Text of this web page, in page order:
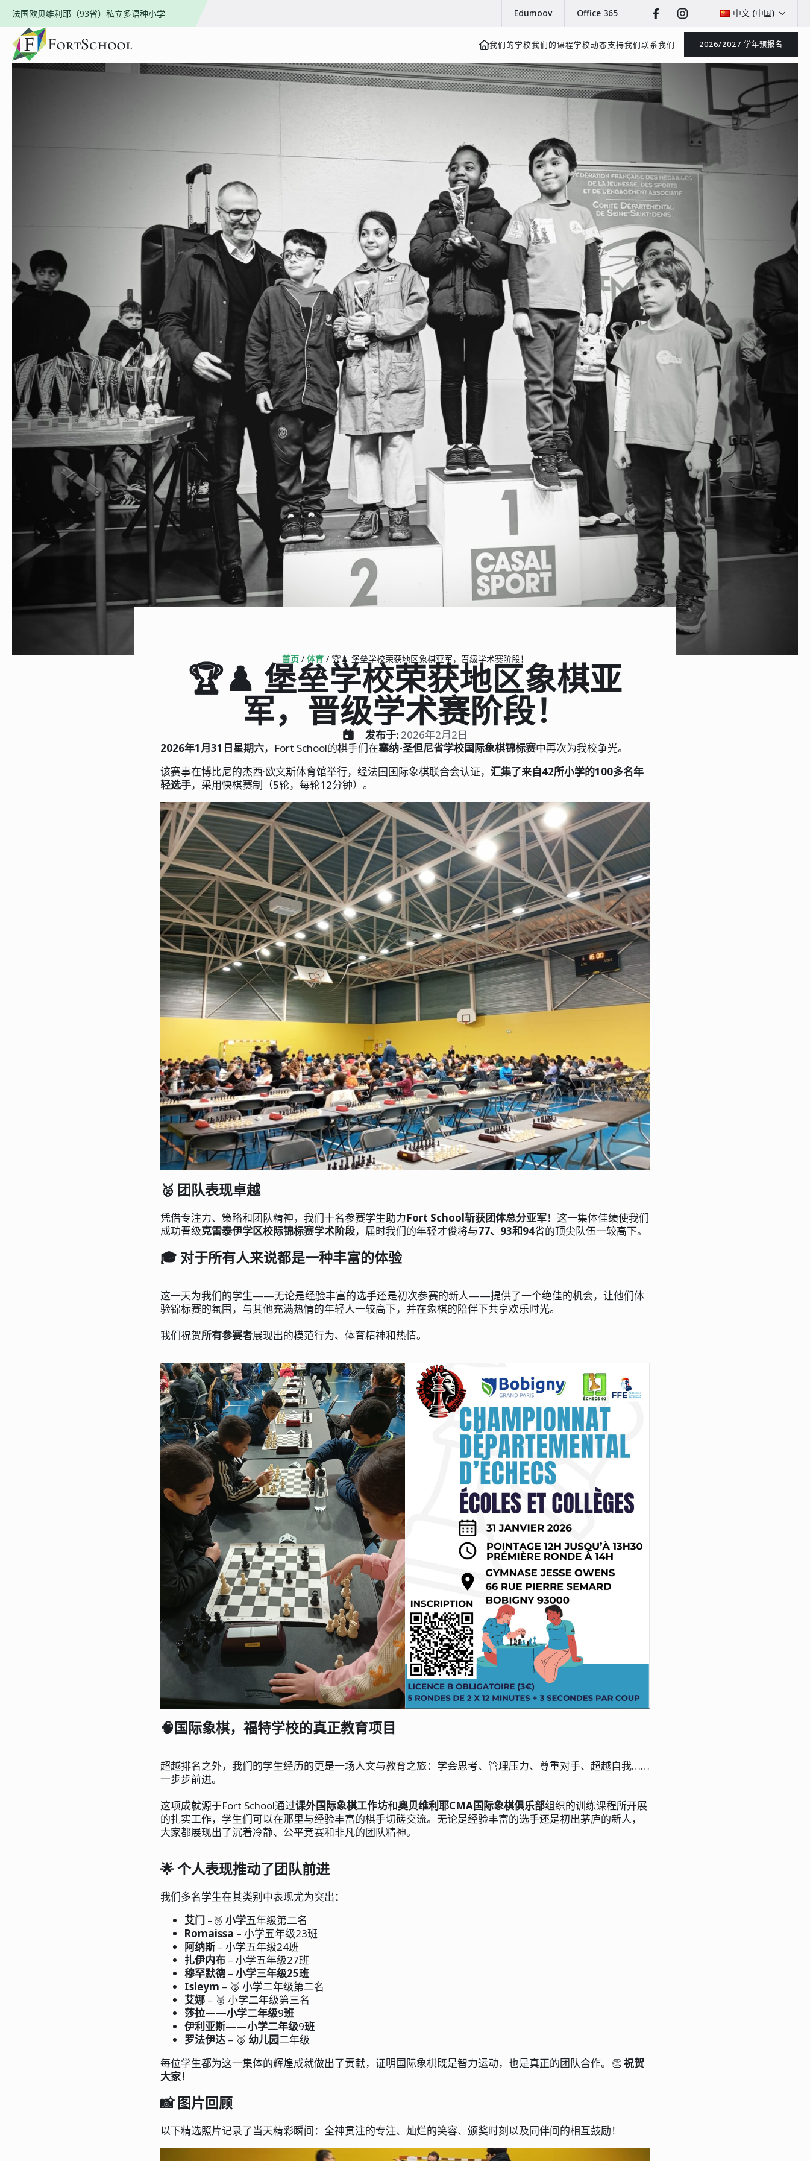
法国欧贝维利耶（93省）私立多语种小学 Edumoov Office 365 中文 (中国)
我们的学校我们的课程学校动态支持我们联系我们 2026/2027 学年预报名
首页/ 体育/ 🏆♟️ 堡垒学校荣获地区象棋亚军，晋级学术赛阶段！
🏆♟️ 堡垒学校荣获地区象棋亚
军，晋级学术赛阶段！
发布于: 2026年2月2日
2026年1月31日星期六，Fort School的棋手们在塞纳-圣但尼省学校国际象棋锦标赛中再次为我校争光。
该赛事在博比尼的杰西·欧文斯体育馆举行，经法国国际象棋联合会认证， 汇集了来自42所小学的100多名年
轻选手，采用快棋赛制（5轮，每轮12分钟）。
🥈 团队表现卓越
凭借专注力、策略和团队精神，我们十名参赛学生助力Fort School斩获团体总分亚军！这一集体佳绩使我们
成功晋级克雷泰伊学区校际锦标赛学术阶段，届时我们的年轻才俊将与77、93和94省的顶尖队伍一较高下。
🎓 对于所有人来说都是一种丰富的体验
这一天为我们的学生——无论是经验丰富的选手还是初次参赛的新人——提供了一个绝佳的机会，让他们体
验锦标赛的氛围，与其他充满热情的年轻人一较高下，并在象棋的陪伴下共享欢乐时光。
我们祝贺所有参赛者展现出的模范行为、体育精神和热情。
🧠国际象棋，福特学校的真正教育项目
超越排名之外，我们的学生经历的更是一场人文与教育之旅：学会思考、管理压力、尊重对手、超越自我……
一步步前进。
这项成就源于Fort School通过课外国际象棋工作坊和奥贝维利耶CMA国际象棋俱乐部组织的训练课程所开展
的扎实工作，学生们可以在那里与经验丰富的棋手切磋交流。无论是经验丰富的选手还是初出茅庐的新人，
大家都展现出了沉着冷静、公平竞赛和非凡的团队精神。
🌟 个人表现推动了团队前进
我们多名学生在其类别中表现尤为突出：
艾门 –🥈 小学五年级第二名
Romaissa – 小学五年级23班
阿纳斯– 小学五年级24班
扎伊内布– 小学五年级27班
穆罕默德– 小学三年级25班
Isleym – 🥈 小学二年级第二名
艾娜– 🥉 小学二年级第三名
莎拉——小学二年级9班
伊利亚斯——小学二年级9班
罗法伊达– 🥈 幼儿园二年级
每位学生都为这一集体的辉煌成就做出了贡献，证明国际象棋既是智力运动，也是真正的团队合作。👏 祝贺
大家！
📸 图片回顾
以下精选照片记录了当天精彩瞬间：全神贯注的专注、灿烂的笑容、颁奖时刻以及同伴间的相互鼓励！